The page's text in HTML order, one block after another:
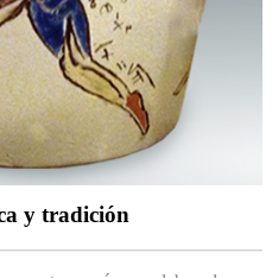
y tradición